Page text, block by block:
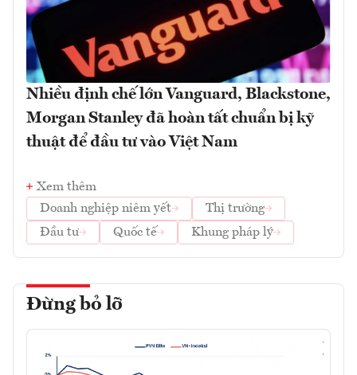
Nhiều định chế lớn Vanguard, Blackstone,
Morgan Stanley đã hoàn tất chuẩn bị kỹ
thuật để đầu tư vào Việt Nam
Xem thêm
Doanh nghiệp niêm yết
Thị trường
Đầu tư
Quốc tế Khung pháp lý
Đừng bỏ lỡ